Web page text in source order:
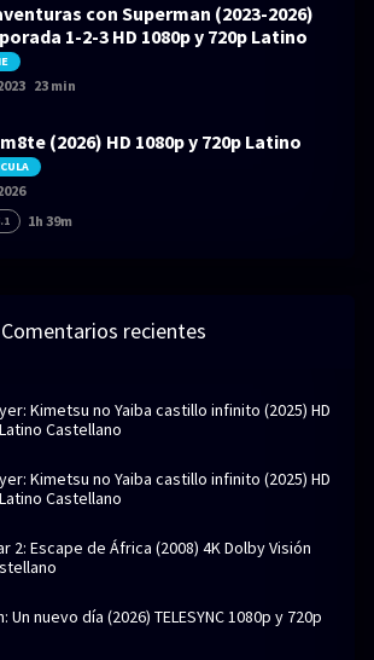
con Superman (2023-2026)
1-2-3 HD 1080p y 720p Latino
23 min
(2026) HD 1080p y 720p Latino
1h 39m
Comentarios recientes
Kimetsu no Yaiba castillo infinito (2025) HD
Castellano
Kimetsu no Yaiba castillo infinito (2025) HD
Castellano
2: Escape de África (2008) 4K Dolby Visión
Un nuevo día (2026) TELESYNC 1080p y 720p